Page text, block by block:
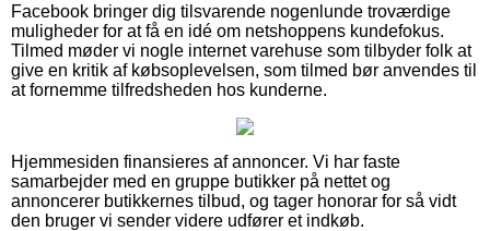
Facebook bringer dig tilsvarende nogenlunde troværdige
muligheder for at få en idé om netshoppens kundefokus.
Tilmed møder vi nogle internet varehuse som tilbyder folk at
give en kritik af købsoplevelsen, som tilmed bør anvendes til
at fornemme tilfredsheden hos kunderne.
Hjemmesiden finansieres af annoncer. Vi har faste
samarbejder med en gruppe butikker på nettet og
annoncerer butikkernes tilbud, og tager honorar for så vidt
den bruger vi sender videre udfører et indkøb.